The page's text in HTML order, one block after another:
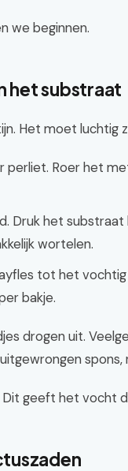
we beginnen.
het substraat
Het moet luchtig
perliet. Roer het
Druk het
wortelen.
tot het
bakje.
drogen uit.
geeft het vocht